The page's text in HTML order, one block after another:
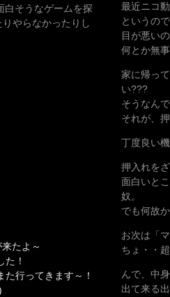
最近ニコ
というの
目が悪い
何とか無
家に帰っ
い???
そうなん
それが、
丁度良い
押入れを
面白いと
奴。
でも何故
お次は「
ちょ・・
んで、中
出て来る
白そうなゲームを探
やらなかったりし
たよ～
た！
行ってきます～！